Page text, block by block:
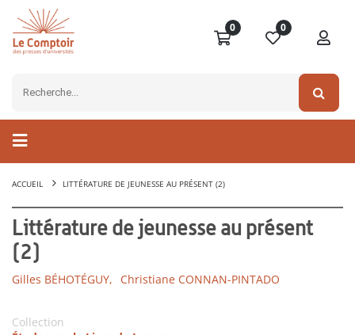
0 0
ACCUEIL LITTÉRATURE DE JEUNESSE AU PRÉSENT (2)
Littérature de jeunesse au présent
(2)
Gilles BÉHOTÉGUY, Christiane CONNAN-PINTADO
Collection